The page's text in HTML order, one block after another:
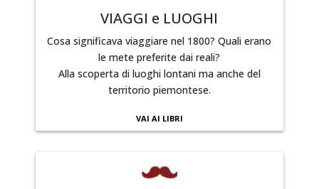
VIAGGI e LUOGHI
Cosa significava viaggiare nel 1800? Quali erano
le mete preferite dai reali?
Alla scoperta di luoghi lontani ma anche del
territorio piemontese.
VAI AI LIBRI